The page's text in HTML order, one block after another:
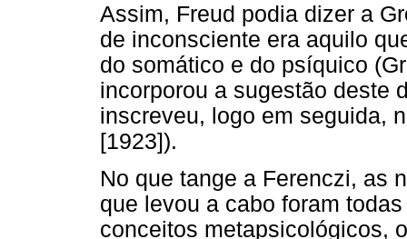
Assim, Freud podia dizer a
de inconsciente era aquilo
do somático e do psíquico
incorporou a sugestão deste
inscreveu, logo em seguida,
[1923]).
No que tange a Ferenczi, as
que levou a cabo foram
conceitos metapsicológicos,